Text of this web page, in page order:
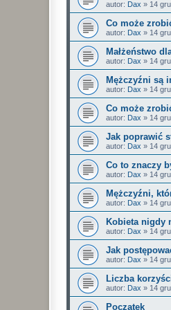
autor: Dax » 14
Co może
autor: Dax » 14
Małżeństwo
autor: Dax » 14
Mężczyźni są
autor: Dax » 14
Co może
autor: Dax » 14
Jak poprawić
autor: Dax » 14
Co to znaczy
autor: Dax » 14
Mężczyźni,
autor: Dax » 14
Kobieta nigdy
autor: Dax » 14
Jak
autor: Dax » 14
Liczba
autor: Dax » 14
Początek